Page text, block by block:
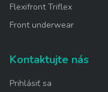
Flexifront Triflex
Front underwear
Kontaktujte nás
Prihlásiť sa